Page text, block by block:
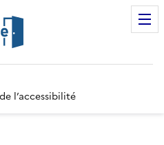
l’accessibilité